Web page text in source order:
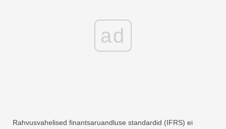
ad
Rahvusvahelised finantsaruandluse standardid (IFRS) ei